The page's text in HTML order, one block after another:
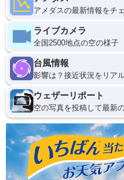
アメダスの最新情報をチ
ライブカメラ
全国2500地点の空の様子
台風情報
影響は？接近状況をリア
ウェザーリポート
空の写真を投稿して最新